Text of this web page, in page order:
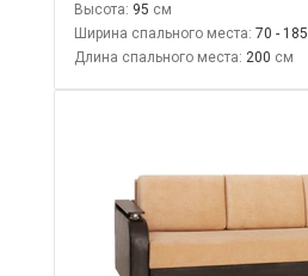
Высота: 95
Ширина спального места: 70 - 185
Длина спального места: 200